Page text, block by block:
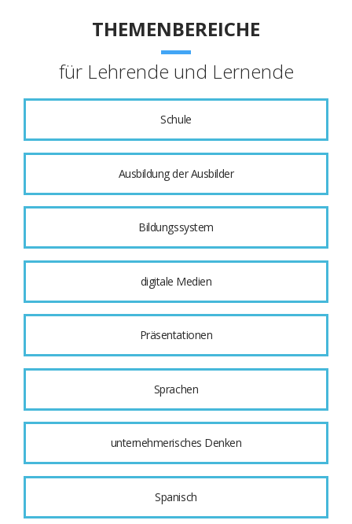
THEMENBEREICHE
für Lehrende und Lernende
Schule
Ausbildung der Ausbilder
Bildungssystem
digitale Medien
Präsentationen
Sprachen
unternehmerisches Denken
Spanisch